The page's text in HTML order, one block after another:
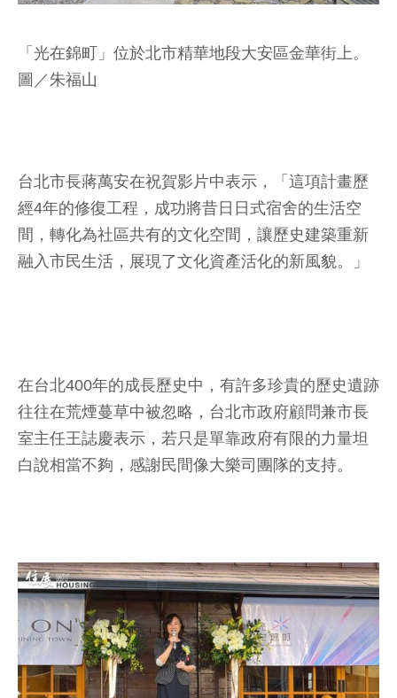
「光在錦町」位於北市精華地段大安區金華街上。
圖／朱福山
台北市長蔣萬安在祝賀影片中表示，「這項計畫歷
經4年的修復工程，成功將昔日日式宿舍的生活空
間，轉化為社區共有的文化空間，讓歷史建築重新
融入市民生活，展現了文化資產活化的新風貌。」
在台北400年的成長歷史中，有許多珍貴的歷史遺跡
往往在荒煙蔓草中被忽略，台北市政府顧問兼市長
室主任王誌慶表示，若只是單靠政府有限的力量坦
白說相當不夠，感謝民間像大樂司團隊的支持。